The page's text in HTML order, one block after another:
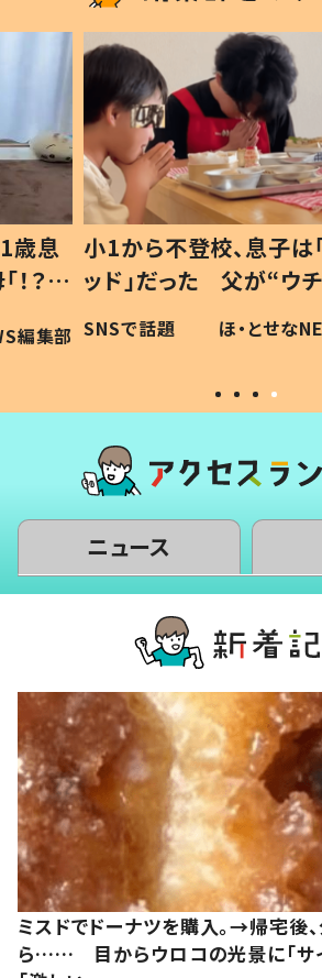
歳息
？」
編集部
小1から不登校、息子は
ッド」だった 父が“ウ
作り続ける理由とは #
#令和の子
SNSで話題 ほ・とせな
ニュース
ミスドでドーナツを購入。→帰宅後
ら…… 目からウロコの光景に「サ